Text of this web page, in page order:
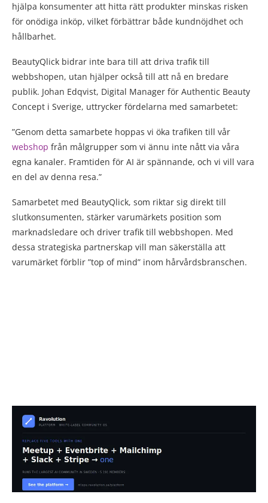
hjälpa konsumenter att hitta rätt produkter minskas risken
för onödiga inköp, vilket förbättrar både kundnöjdhet och
hållbarhet.
BeautyQlick bidrar inte bara till att driva trafik till
webbshopen, utan hjälper också till att nå en bredare
publik. Johan Edqvist, Digital Manager för Authentic Beauty
Concept i Sverige, uttrycker fördelarna med samarbetet:
”Genom detta samarbete hoppas vi öka trafiken till vår
webshop från målgrupper som vi ännu inte nått via våra
egna kanaler. Framtiden för AI är spännande, och vi vill vara
en del av denna resa.”
Samarbetet med BeautyQlick, som riktar sig direkt till
slutkonsumenten, stärker varumärkets position som
marknadsledare och driver trafik till webbshopen. Med
dessa strategiska partnerskap vill man säkerställa att
varumärket förblir ”top of mind” inom hårvårdsbranschen.